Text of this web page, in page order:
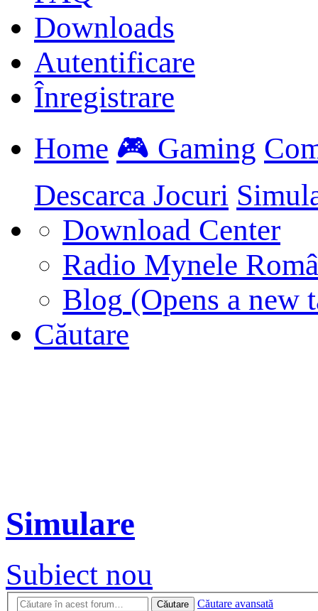
Downloads
Autentificare
Înregistrare
Home 🎮 Gaming
Descarca Jocuri
Download Center
Radio Mynele
Blog (Opens a new
Căutare
Simulare
Subiect nou
Căutare Căutare avansată